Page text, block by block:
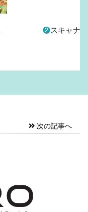
❷スキャナ
次の記事へ